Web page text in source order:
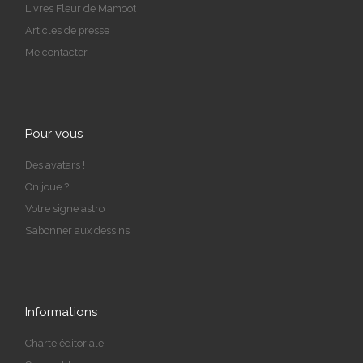
Livres Fleur de Mamoot
Articles de presse
Me contacter
Pour vous
Des avatars !
On joue ?
Votre signe astro
S’abonner aux dessins
Informations
Charte éditoriale